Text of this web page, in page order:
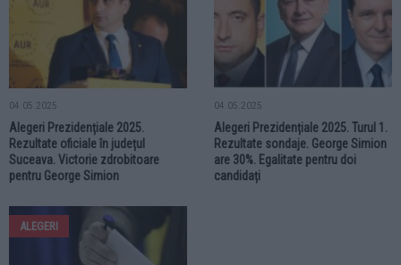
04.05.2025
Alegeri Prezidențiale 2025.
Rezultate oficiale în județul
Suceava. Victorie zdrobitoare
pentru George Simion
04.05.2025
Alegeri Prezidențiale 2025. Turul 1.
Rezultate sondaje. George Simion
are 30%. Egalitate pentru doi
candidați
ALEGERI